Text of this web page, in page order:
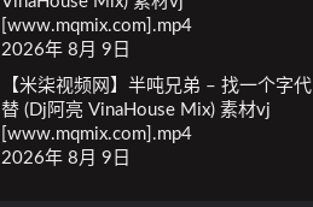
[www.mqmix.com].mp4
2026年 8月 9日
【米柒视频网】半吨兄弟 – 找一个字代
替 (Dj阿亮 VinaHouse Mix) 素材vj
[www.mqmix.com].mp4
2026年 8月 9日